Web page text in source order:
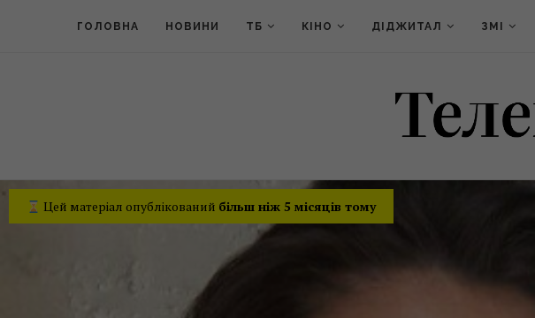
ГОЛОВНА НОВИНИ ТБ КІНО ДІДЖИТАЛ ЗМІ
Цей матеріал опублікований більш ніж 5 місяців тому